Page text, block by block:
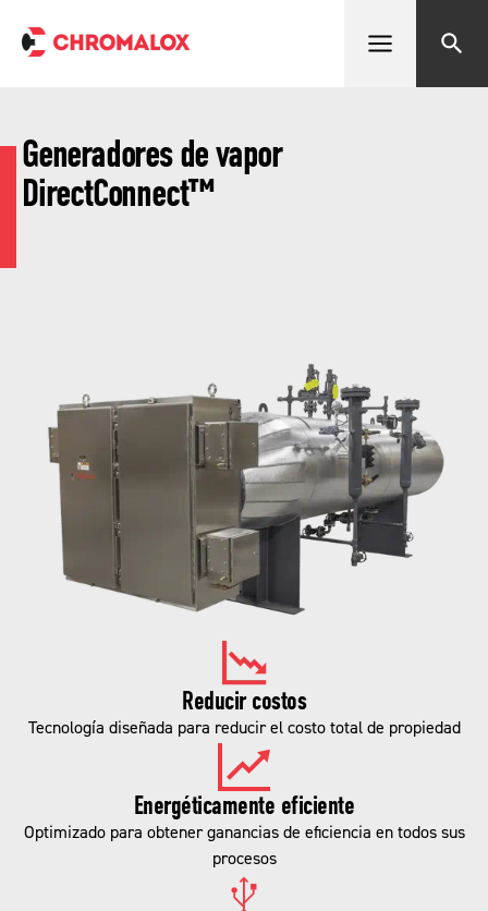
Abrir menúBuscar
Generadores de vapor
DirectConnect™
Reducir costos
Tecnología diseñada para reducir el costo total de propiedad
Energéticamente eficiente
Optimizado para obtener ganancias de eficiencia en todos sus
procesos